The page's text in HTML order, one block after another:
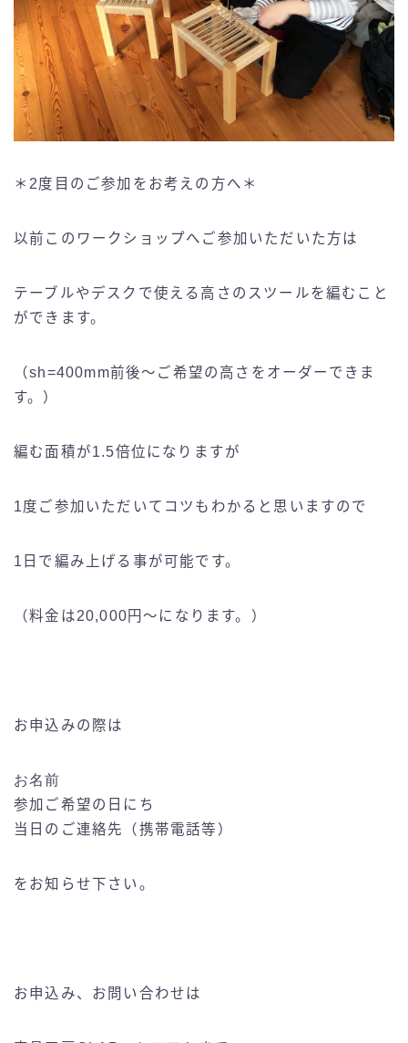
＊2度目のご参加をお考えの方へ＊
以前このワークショップへご参加いただいた方は
テーブルやデスクで使える高さのスツールを編むこと
ができます。
（sh=400mm前後〜ご希望の高さをオーダーできま
す。）
編む面積が1.5倍位になりますが
1度ご参加いただいてコツもわかると思いますので
1日で編み上げる事が可能です。
（料金は20,000円〜になります。）
お申込みの際は
お名前
参加ご希望の日にち
当日のご連絡先（携帯電話等）
をお知らせ下さい。
お申込み、お問い合わせは